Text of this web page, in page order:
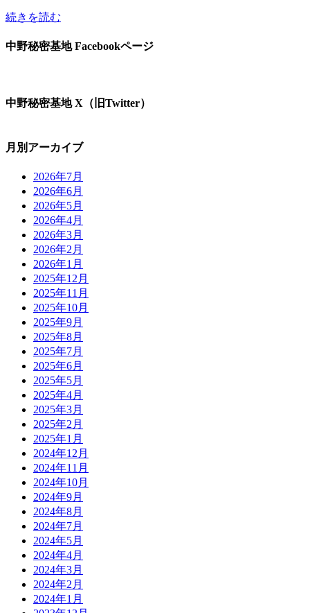
続きを読む
中野秘密基地 Facebookページ
中野秘密基地 X（旧Twitter）
月別アーカイブ
2026年7月
2026年6月
2026年5月
2026年4月
2026年3月
2026年2月
2026年1月
2025年12月
2025年11月
2025年10月
2025年9月
2025年8月
2025年7月
2025年6月
2025年5月
2025年4月
2025年3月
2025年2月
2025年1月
2024年12月
2024年11月
2024年10月
2024年9月
2024年8月
2024年7月
2024年5月
2024年4月
2024年3月
2024年2月
2024年1月